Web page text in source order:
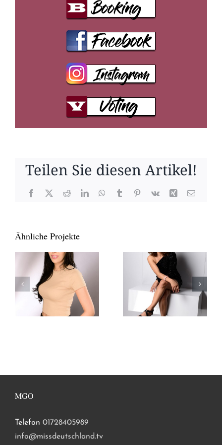
Teilen Sie diesen Artikel!
Facebook
X RedditLinkedInWhatsApp
TumblrPinterest
Vk Xing E-
Ähnliche Projekte
MGO
Telefon 01728405989
info@missdeutschland.tv